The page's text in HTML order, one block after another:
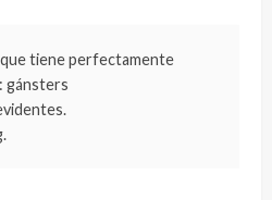
tiene perfectamente
gánsters